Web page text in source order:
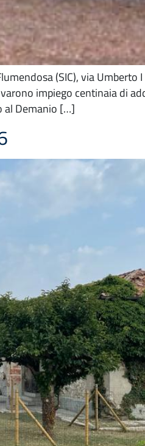
(SIC), via Umberto
impiego centinaia di
al Demanio […]